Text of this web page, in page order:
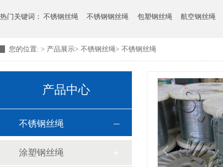
热门关键词： 不锈钢丝绳 不锈钢钢丝绳 包塑钢丝绳 航空钢丝绳
您的位置: > 产品展示> 不锈钢丝绳> 不锈钢丝绳
产品中心
不锈钢丝绳
涂塑钢丝绳